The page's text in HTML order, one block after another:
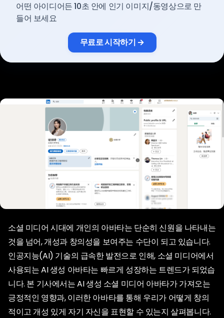
어떤 아이디어든 10초 안에 인기 이미지/동영상으로 만
들어 보세요
무료로 시작하기 →
소셜 미디어 시대에 개인의 아바타는 단순히 신원을 나타내는
것을 넘어, 개성과 창의성을 보여주는 수단이 되고 있습니다.
인공지능(AI) 기술의 급속한 발전으로 인해, 소셜 미디어에서
사용되는 AI 생성 아바타는 빠르게 성장하는 트렌드가 되었습
니다. 본 기사에서는 AI 생성 소셜 미디어 아바타가 가져오는
긍정적인 영향과, 이러한 아바타를 통해 우리가 어떻게 창의
적이고 개성 있게 자기 자신을 표현할 수 있는지 살펴봅니다.